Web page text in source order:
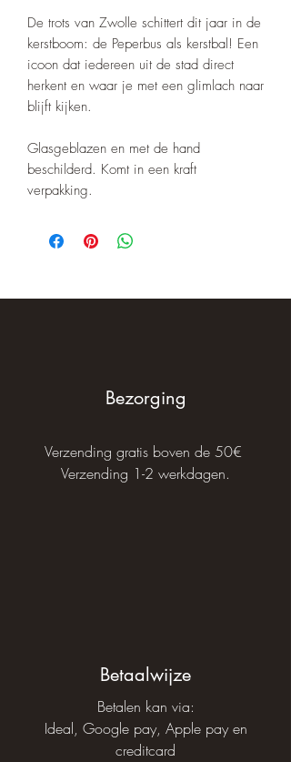
De trots van Zwolle schittert dit jaar in de
kerstboom: de Peperbus als kerstbal! Een
icoon dat iedereen uit de stad direct
herkent en waar je met een glimlach naar
blijft kijken.
Glasgeblazen en met de hand
beschilderd. Komt in een kraft
verpakking.
Bezorging
Verzending gratis boven de 50€
Verzending 1-2 werkdagen.
Betaalwijze
Betalen kan via:
Ideal, Google pay, Apple pay en
creditcard